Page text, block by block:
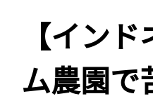
【イン
ム農園で